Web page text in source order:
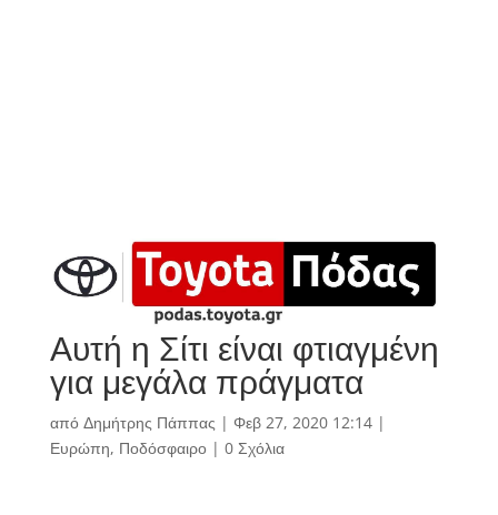
Αυτή η Σίτι είναι φτιαγμένη
για μεγάλα πράγματα
από Δημήτρης Πάππας | Φεβ 27, 2020 12:14|
Ευρώπη, Ποδόσφαιρο| 0 Σχόλια